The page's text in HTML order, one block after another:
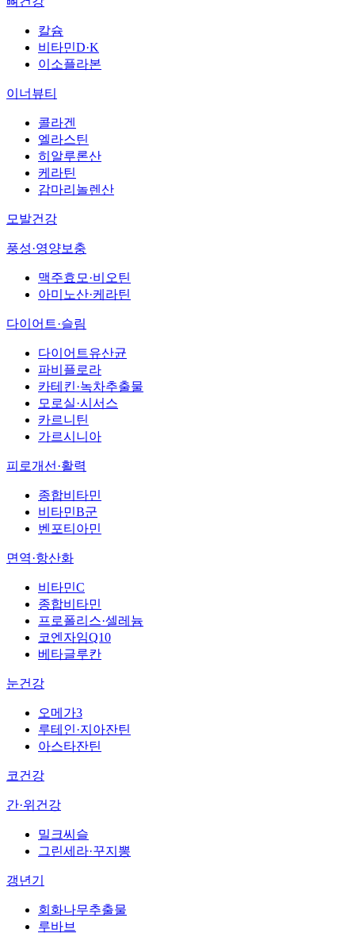
칼슘
비타민D·K
이소플라본
이너뷰티
콜라겐
엘라스틴
히알루론산
케라틴
감마리놀렌산
모발건강
풍성·영양보충
맥주효모·비오틴
아미노산·케라틴
다이어트·슬림
다이어트유산균
파비플로라
카테킨·녹차추출물
모로실·시서스
카르니틴
가르시니아
피로개선·활력
종합비타민
비타민B군
벤포티아민
면역·항산화
비타민C
종합비타민
프로폴리스·셀레늄
코엔자임Q10
베타글루칸
눈건강
오메가3
루테인·지아잔틴
아스타잔틴
코건강
간·위건강
밀크씨슬
그린세라·꾸지뽕
갱년기
회화나무추출물
루바브